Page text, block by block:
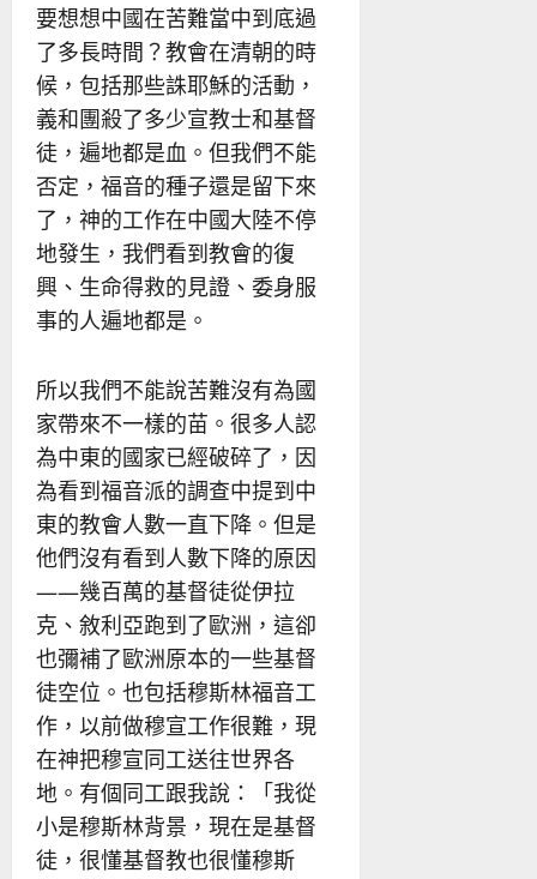
要想想中國在苦難當中到底過
了多長時間？教會在清朝的時
候，包括那些誅耶穌的活動，
義和團殺了多少宣教士和基督
徒，遍地都是血。但我們不能
否定，福音的種子還是留下來
了，神的工作在中國大陸不停
地發生，我們看到教會的復
興、生命得救的見證、委身服
事的人遍地都是。
所以我們不能說苦難沒有為國
家帶來不一樣的苗。很多人認
為中東的國家已經破碎了，因
為看到福音派的調查中提到中
東的教會人數一直下降。但是
他們沒有看到人數下降的原因
——幾百萬的基督徒從伊拉
克、敘利亞跑到了歐洲，這卻
也彌補了歐洲原本的一些基督
徒空位。也包括穆斯林福音工
作，以前做穆宣工作很難，現
在神把穆宣同工送往世界各
地。有個同工跟我說：「我從
小是穆斯林背景，現在是基督
徒，很懂基督教也很懂穆斯